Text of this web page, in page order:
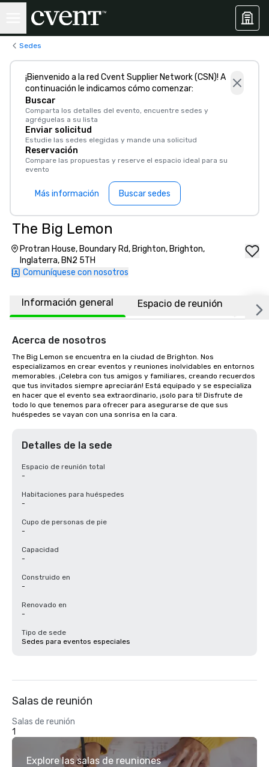
Sedes
¡Bienvenido a la red Cvent Supplier Network (CSN)! A
continuación le indicamos cómo comenzar:
Buscar
Comparta los detalles del evento, encuentre sedes y
agréguelas a su lista
Enviar solicitud
Estudie las sedes elegidas y mande una solicitud
Reservación
Compare las propuestas y reserve el espacio ideal para su
evento
Más información Buscar sedes
The Big Lemon
Protran House, Boundary Rd, Brighton, Brighton,
Inglaterra, BN2 5TH
Comuníquese con nosotros
Información general Espacio de reunión
Acerca de nosotros
The Big Lemon se encuentra en la ciudad de Brighton. Nos
especializamos en crear eventos y reuniones inolvidables en entornos
memorables. ¡Celebra con tus amigos y familiares, creando recuerdos
que tus invitados siempre apreciarán! Está equipado y se especializa
en hacer que el evento sea extraordinario, ¡solo para ti! Disfrute de
todo lo que tenemos para ofrecer para asegurarse de que sus
huéspedes se vayan con una sonrisa en la cara.
Detalles de la sede
Espacio de reunión total
-
Habitaciones para huéspedes
-
Cupo de personas de pie
-
Capacidad
-
Construido en
-
Renovado en
-
Tipo de sede
Sedes para eventos especiales
Salas de reunión
Salas de reunión
1
Explore las salas de reuniones